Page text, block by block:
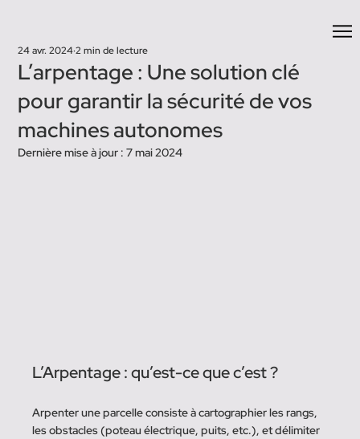
L’arpentage : Une solution clé
pour garantir la sécurité de vos
machines autonomes
24 avr. 20242 min de lecture
Dernière mise à jour :7 mai 2024
L’Arpentage : qu’est-ce que c’est ?
Arpenter une parcelle consiste à cartographier les rangs,
les obstacles (poteau électrique, puits, etc.), et délimiter